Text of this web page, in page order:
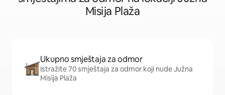
Misija Plaža
Ukupno smještaja za odmor
Istražite 70 smještaja za odmor koji nude Južna
Misija Plaža